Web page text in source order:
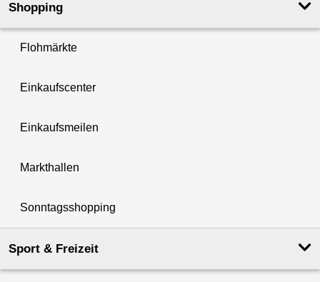
Shopping
Flohmärkte
Einkaufscenter
Einkaufsmeilen
Markthallen
Sonntagsshopping
Sport & Freizeit